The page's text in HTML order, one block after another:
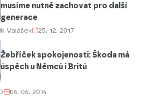
musíme nutně zachovat pro další
generace
Valášek 25. 12. 2017
Žebříček spokojenosti: Škoda má
úspěch u Němců i Britů
06. 06. 2014